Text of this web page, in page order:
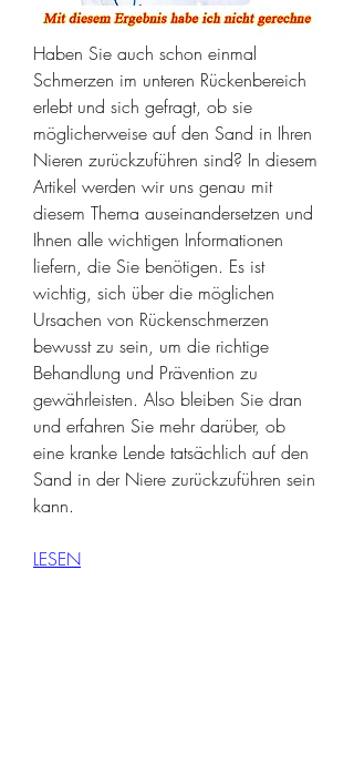
Haben Sie auch schon einmal
Schmerzen im unteren Rückenbereich
erlebt und sich gefragt, ob sie
möglicherweise auf den Sand in Ihren
Nieren zurückzuführen sind? In diesem
Artikel werden wir uns genau mit
diesem Thema auseinandersetzen und
Ihnen alle wichtigen Informationen
liefern, die Sie benötigen. Es ist
wichtig, sich über die möglichen
Ursachen von Rückenschmerzen
bewusst zu sein, um die richtige
Behandlung und Prävention zu
gewährleisten. Also bleiben Sie dran
und erfahren Sie mehr darüber, ob
eine kranke Lende tatsächlich auf den
Sand in der Niere zurückzuführen sein
kann.
LESEN